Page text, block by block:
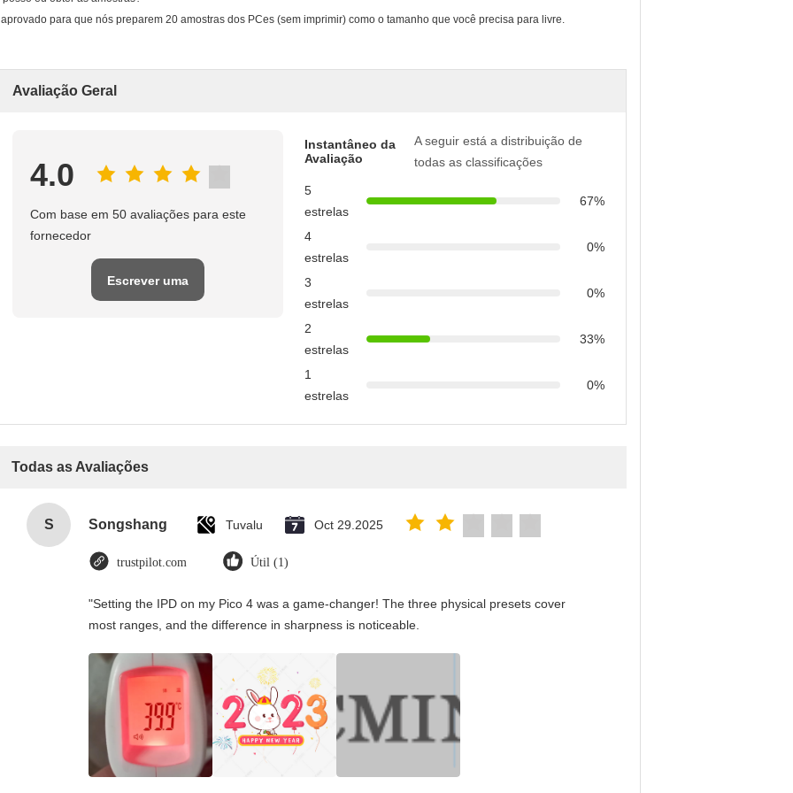
para que nós preparem 20 amostras dos PCes (sem imprimir) como o tamanho que você precisa para livre.
Avaliação Geral
4.0
Com base em 50 avaliações para este
fornecedor
Escrever uma
Instantâneo da
Avaliação
A seguir está a distribuição de
todas as classificações
5
estrelas
67%
4
estrelas
0%
3
estrelas
0%
2
estrelas
33%
1
estrelas
0%
Todas as Avaliações
S Songshang Tuvalu Oct 29.2025
trustpilot.com Útil (1)
"Setting the IPD on my Pico 4 was a game-changer! The three physical presets cover
most ranges, and the difference in sharpness is noticeable.